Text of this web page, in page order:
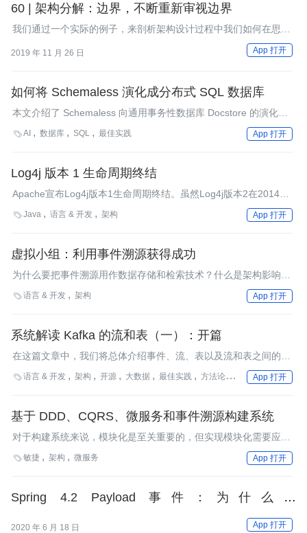
60 | 架构分解：边界，不断重新审视边界
我们通过一个实际的例子，来剖析架构设计过程中我们如何在思考
2019 年 11 月 26 日 App 打开
如何将 Schemaless 演化成分布式 SQL 数据库
本文介绍了 Schemaless 向通用事务性数据库 Docstore 的演化历
AI 数据库 SQL 最佳实践 App 打开
Log4j 版本 1 生命周期终结
Apache宣布Log4j版本1生命周期终结。虽然Log4j版本2在2014年
7月已经发布，版本1仍然维护到2015年8月初。新版本是一个完全
重写的日志库，解决了许多版本1的问题，达到了前所未有的性
做一定的迁移工作。
Java 语言 & 开发 架构 App 打开
虚拟小组：利用事件溯源获得成功
为什么要把事件溯源用作数据存储和检索技术？什么是架构影响？
何时该用平台而不是框架来满足需求？InfoQ采访了两位专家以了
语言 & 开发 架构 App 打开
系统解读 Kafka 的流和表（一）：开篇
在这篇文章中，我们将总体介绍事件、流、表以及流和表之间的二
元性关系。
语言 & 开发 架构 开源 大数据 最佳实践 方法论 KafkaApp 打开
基于 DDD、CQRS、微服务和事件溯源构建系统
对于构建系统来说，模块化是至关重要的，但实现模块化需要应对
一些反模块化的做法。
敏捷 架构 微服务 App 打开
Spring 4.2 Payload 事件：为什么说
2020 年 6 月 18 日 App 打开